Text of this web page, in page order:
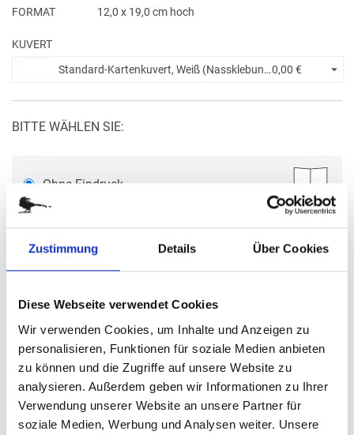
Zustimmung Details Über Cookies
Diese Webseite verwendet Cookies
Wir verwenden Cookies, um Inhalte und Anzeigen zu
personalisieren, Funktionen für soziale Medien anbieten
zu können und die Zugriffe auf unsere Website zu
analysieren. Außerdem geben wir Informationen zu Ihrer
Verwendung unserer Website an unsere Partner für
soziale Medien, Werbung und Analysen weiter. Unsere
FORMAT 12,0 x 19,0 cm hoch
KUVERT
Standard-Kartenkuvert, Weiß (Nassklebung) +0,00 €
BITTE WÄHLEN SIE:
Ohne Eindruck
Menge eingeben
Die Mindestbestellmenge dieses Artikels ist 5.
9,50 €
( inkl. MwSt.|zzgl. MwSt.)
Staffelpreise ab
0,61 €
zzgl. MwSt., zzgl. Versandkosten
zzgl. Spendenanteil in Höhe von0,26 € pro Karte
IN DEN WARENKORB